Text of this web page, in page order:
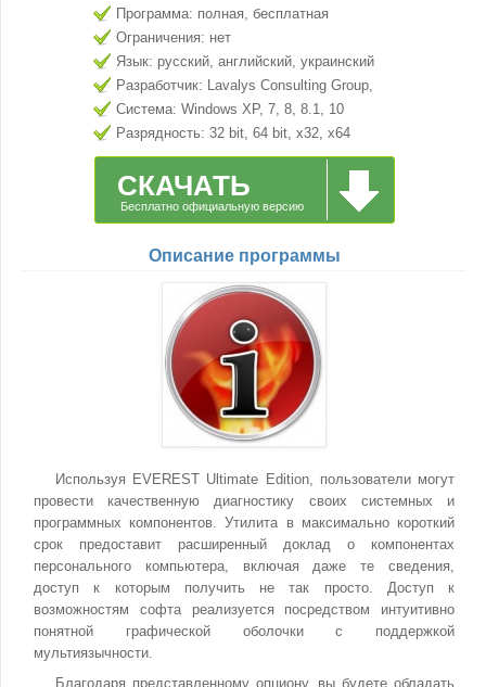
Программа: полная, бесплатная
Ограничения: нет
Язык: русский, английский, украинский
Разработчик: Lavalys Consulting Group,
Inc.
Система: Windows XP, 7, 8, 8.1, 10
Разрядность: 32 bit, 64 bit, x32, x64
СКАЧАТЬ
Бесплатно официальную версию
Описание программы
Используя EVEREST Ultimate Edition, пользователи могут
провести качественную диагностику своих системных и
программных компонентов. Утилита в максимально короткий
срок предоставит расширенный доклад о компонентах
персонального компьютера, включая даже те сведения,
доступ к которым получить не так просто. Доступ к
возможностям софта реализуется посредством интуитивно
понятной графической оболочки с поддержкой
мультиязычности.
Благодаря представленному опциону, вы будете обладать